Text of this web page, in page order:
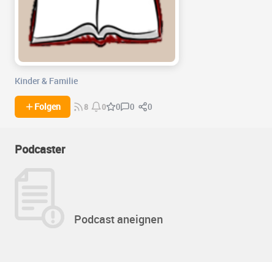
Kinder & Familie
Folgen 8 0 0 0 0
Podcaster
Podcast aneignen